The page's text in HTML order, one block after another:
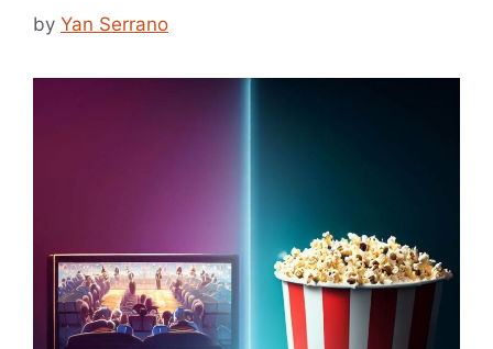
by Yan Serrano